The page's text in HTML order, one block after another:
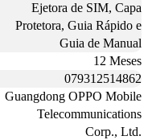
Ejetora de SIM, Capa
Protetora, Guia Rápido e
Guia de Manual
12 Meses
079312514862
Guangdong OPPO Mobile
Telecommunications
Corp., Ltd.